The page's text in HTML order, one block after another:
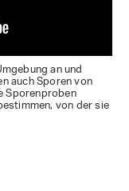
an und
auch Sporen von
Sporenproben
von der sie